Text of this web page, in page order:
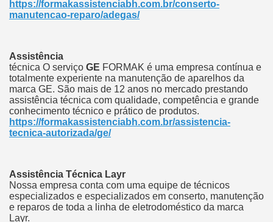
https://formakassistenciabh.com.br/conserto-
manutencao-reparo/adegas/
Assistência
técnica O serviço GE FORMAK é uma empresa contínua e
totalmente experiente na manutenção de aparelhos da
marca GE. São mais de 12 anos no mercado prestando
assistência técnica com qualidade, competência e grande
conhecimento técnico e prático de produtos.
https://formakassistenciabh.com.br/assistencia-
tecnica-autorizada/ge/
Assistência Técnica Layr
Nossa empresa conta com uma equipe de técnicos
especializados e especializados em conserto, manutenção
e reparos de toda a linha de eletrodoméstico da marca
Layr.